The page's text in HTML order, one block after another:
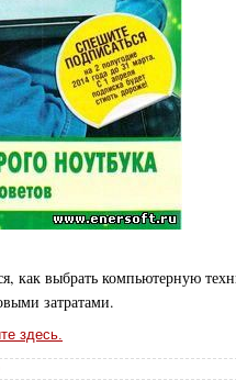
как выбрать компьютерную
затратами.
здесь.